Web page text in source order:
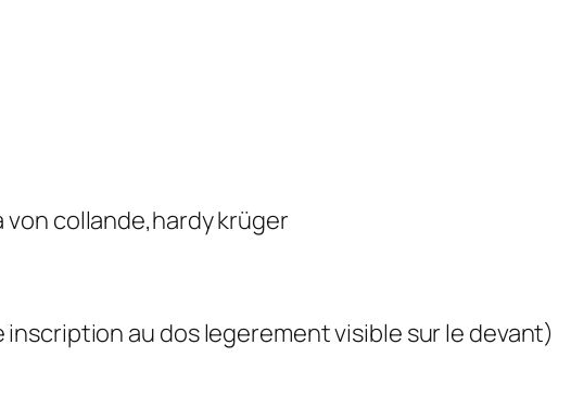
collande,hardy krüger
au dos legerement visible sur le devant)